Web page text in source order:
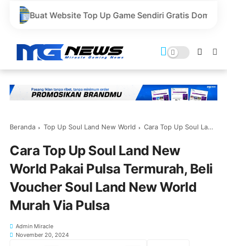
Top Up Game Sendiri Gratis Domain dan Harga Lebih
Beranda Top Up Soul Land New World Cara Top Up Soul Land New World Pakai Pulsa Termurah, Beli Voucher Soul Land New World Murah Via Pulsa
Cara Top Up Soul Land New
World Pakai Pulsa Termurah, Beli
Voucher Soul Land New World
Murah Via Pulsa
Admin Miracle
November 20, 2024